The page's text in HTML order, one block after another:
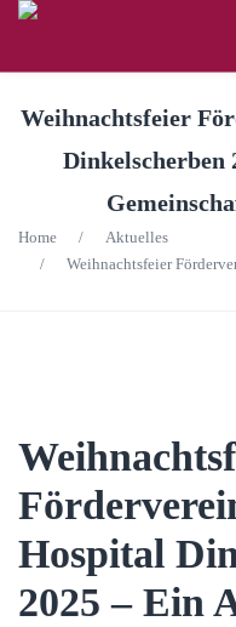
Weihnachtsfeier
Dinkelscherben
Home /
Aktuelles
/
Weihnachtsfeier
Hospital
2025 – Ein